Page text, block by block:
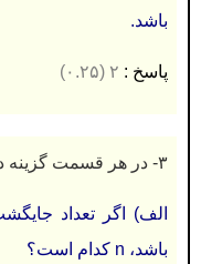
باشد.
پاسخ : ۲ (۰.۲۵)
۳- در هر قسمت گزینه درست را انتخاب کنید.
باشد، n کدام است؟